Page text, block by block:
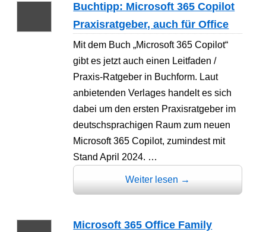
Buchtipp: Microsoft 365 Copilot
Praxisratgeber, auch für Office
Mit dem Buch „Microsoft 365 Copilot“
gibt es jetzt auch einen Leitfaden /
Praxis-Ratgeber in Buchform. Laut
anbietenden Verlages handelt es sich
dabei um den ersten Praxisratgeber im
deutschsprachigen Raum zum neuen
Microsoft 365 Copilot, zumindest mit
Stand April 2024. …
Weiter lesen →
Microsoft 365 Office Family